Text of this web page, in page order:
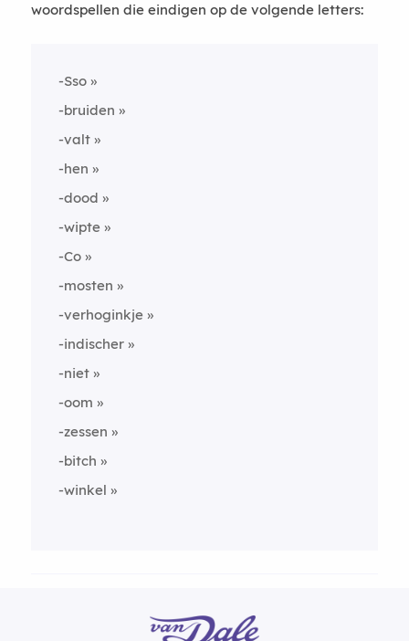
woordspellen die eindigen op de volgende letters:
-Sso
-bruiden
-valt
-hen
-dood
-wipte
-Co
-mosten
-verhoginkje
-indischer
-niet
-oom
-zessen
-bitch
-winkel